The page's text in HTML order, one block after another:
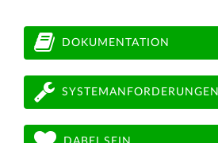
DOKUMENTATION
SYSTEMANFORDERUNGEN